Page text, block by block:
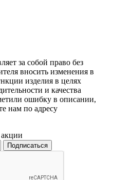
за собой право без
вносить изменения в
изделия в целях
и качества
ошибку в описании,
нам по адресу
Подписаться